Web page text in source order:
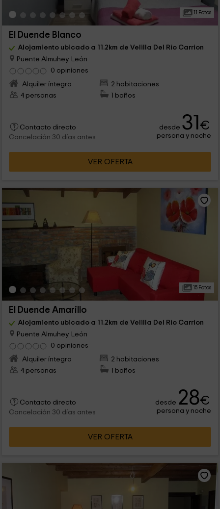
11 Fotos
El Duende Blanco
Alojamiento ubicado a 11.2km de Velilla Del Rio Carrion
Puente Almuhey, León
0 opiniones
Alquiler íntegro
2 habitaciones
4 personas
1 baños
Contacto directo
Cancelación 30 días antes
desde 31€
persona y noche
VER OFERTA
15 Fotos
El Duende Amarillo
Alojamiento ubicado a 11.2km de Velilla Del Rio Carrion
Puente Almuhey, León
0 opiniones
Alquiler íntegro
2 habitaciones
4 personas
1 baños
Contacto directo
Cancelación 30 días antes
desde 28€
persona y noche
VER OFERTA